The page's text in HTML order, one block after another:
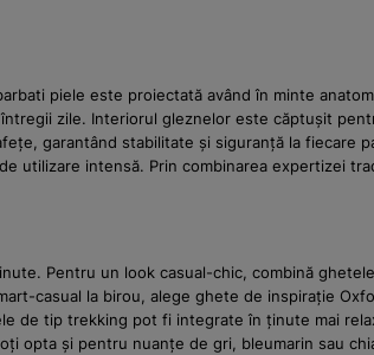
piele este proiectată având în minte
zile. Interiorul gleznelor este căptușit
garantând stabilitate și siguranță la fiecare
intensă. Prin combinarea expertizei
Pentru un look casual-chic, combină
casual la birou, alege ghete de inspirație
de tip trekking pot fi integrate în ținute mai
opta și pentru nuanțe de gri, bleumarin sau